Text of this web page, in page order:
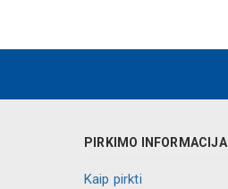
PIRKIMO INFORMACIJA
Kaip pirkti